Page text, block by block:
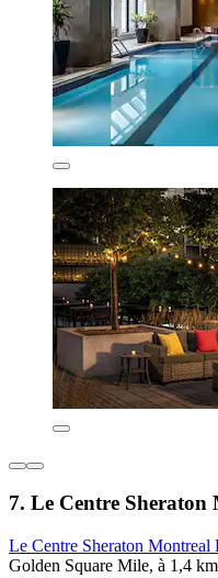
7. Le Centre Sheraton
Le Centre Sheraton Montreal
Golden Square Mile, à 1,4